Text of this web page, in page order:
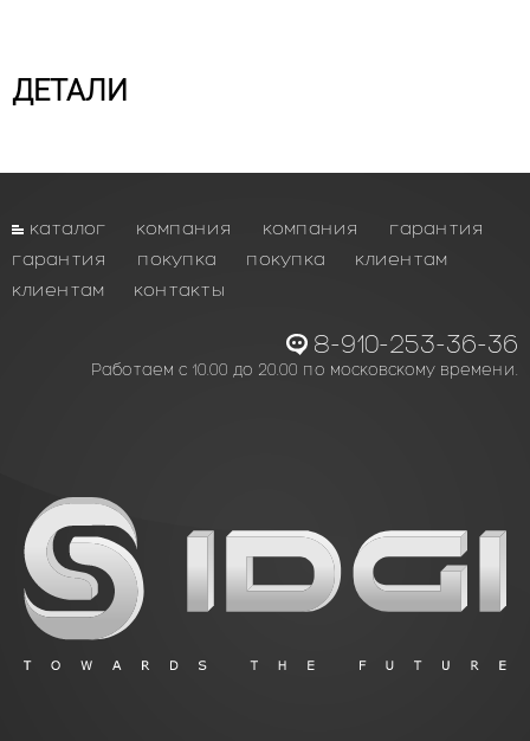
ДЕТАЛИ
каталог компания компания
гарантия
гарантия
покупка покупка
клиентам
клиентам
контакты
8-910-253-36-36
Работаем с 10.00 до 20.00 по московскому времени.